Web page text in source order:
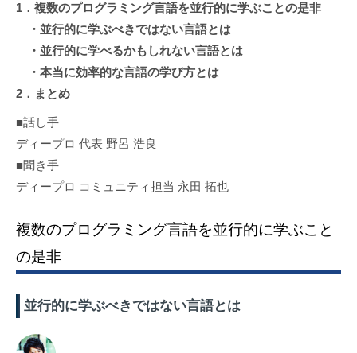
1．複数のプログラミング言語を並行的に学ぶことの是非
・並行的に学ぶべきではない言語とは
・並行的に学べるかもしれない言語とは
・本当に効率的な言語の学び方とは
2．まとめ
■話し手
ディープロ 代表 野呂 浩良
■聞き手
ディープロ コミュニティ担当 永田 拓也
複数のプログラミング言語を並行的に学ぶこと
の是非
並行的に学ぶべきではない言語とは